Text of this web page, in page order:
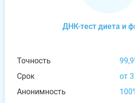
ДНК-тест диета и
Точность
Срок
от
Анонимность